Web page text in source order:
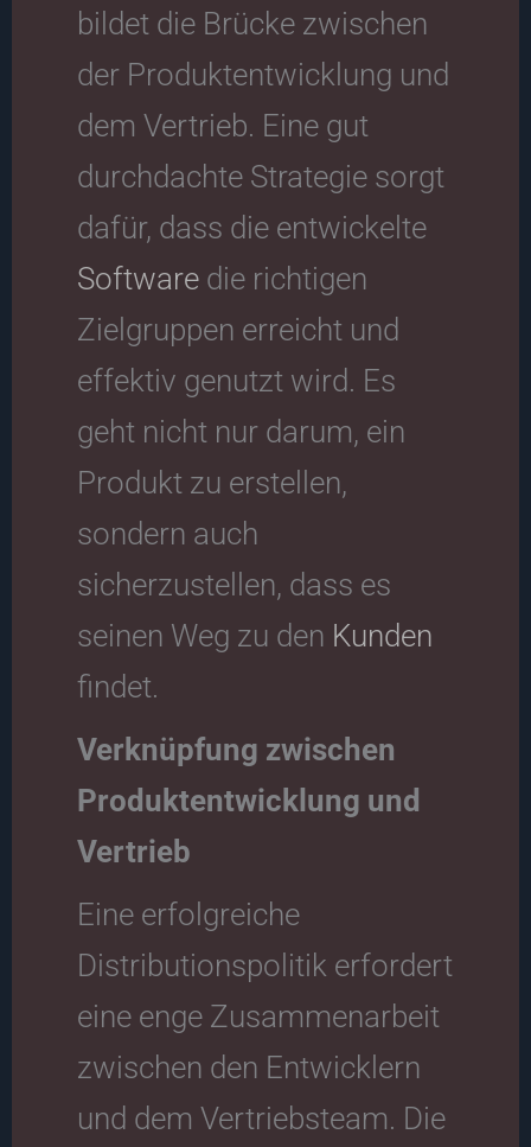
bildet die Brücke zwischen
der Produktentwicklung und
dem Vertrieb. Eine gut
durchdachte Strategie sorgt
dafür, dass die entwickelte
Softwaredie richtigen
Zielgruppen erreicht und
effektiv genutzt wird. Es
geht nicht nur darum, ein
Produkt zu erstellen,
sondern auch
sicherzustellen, dass es
seinen Weg zu den Kunden
findet.
Verknüpfung zwischen
Produktentwicklung und
Vertrieb
Eine erfolgreiche
Distributionspolitik erfordert
eine enge Zusammenarbeit
zwischen den Entwicklern
und dem Vertriebsteam. Die